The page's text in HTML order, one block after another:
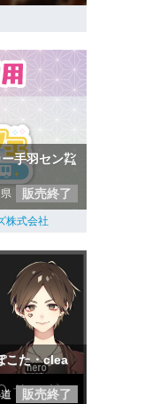
手羽セン㌠
販売終了
株式会社
こた・clea
販売終了